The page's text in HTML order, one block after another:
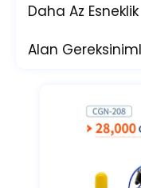
Daha Az Esneklik
Alan